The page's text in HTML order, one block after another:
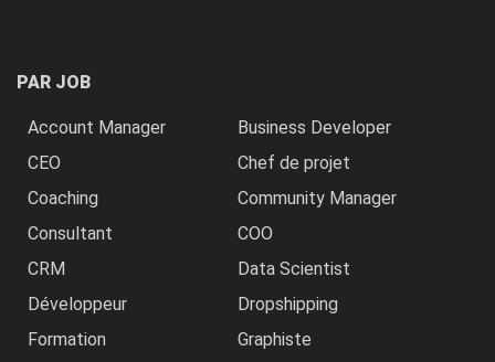
PAR JOB
Account Manager
Business Developer
CEO
Chef de projet
Coaching
Community Manager
Consultant
COO
CRM
Data Scientist
Développeur
Dropshipping
Formation
Graphiste